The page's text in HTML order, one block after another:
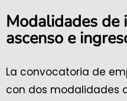
Modalidades de
ascenso e
La convocatoria de
con dos modalidades